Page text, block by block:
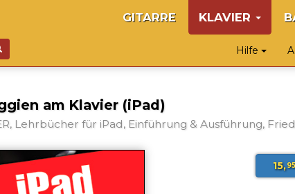
GITARRE KLAVIER
Hilfe
am Klavier (iPad)
Lehrbücher für iPad, Einführung & Ausführung,
15,95